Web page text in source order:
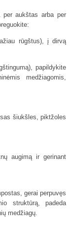
aukštas arba per
rūgštus), į dirvą
papildykite
medžiagomis,
šiukšles, piktžoles
augimą ir gerinant
gerai perpuvęs
struktūrą, padeda
medžiagų.